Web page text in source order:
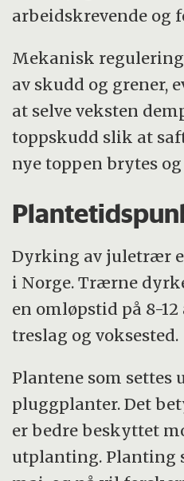
arbeidskrevende og
Mekanisk
av skudd og grener,
at selve veksten
toppskudd slik at
nye toppen brytes
Dyrking av juletrær
i Norge. Trærne
en omløpstid på 8-
treslag og voksested.
Plantene som settes
pluggplanter. Det
er bedre beskyttet
utplanting. Planting